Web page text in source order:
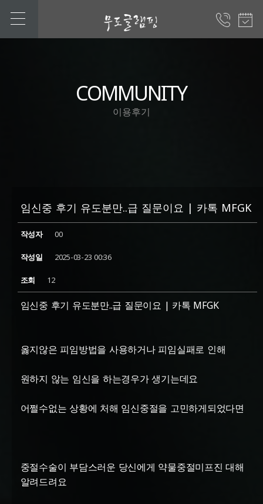
COMMUNITY
이용후기
임신중 후기 유도분만..급 질문이요 | 카톡 MFGK
작성자 00
작성일 2025-03-23 00:36
조회 12
임신중 후기 유도분만..급 질문이요 | 카톡 MFGK
옳지않은 피임방법을 사용하거나 피임실패로 인해
원하지 않는 임신을 하는경우가 생기는데요
어쩔수없는 상황에 처해 임신중절을 고민하게되었다면
중절수술이 부담스러운 당신에게 약물중절미프진 대해
알려드려요